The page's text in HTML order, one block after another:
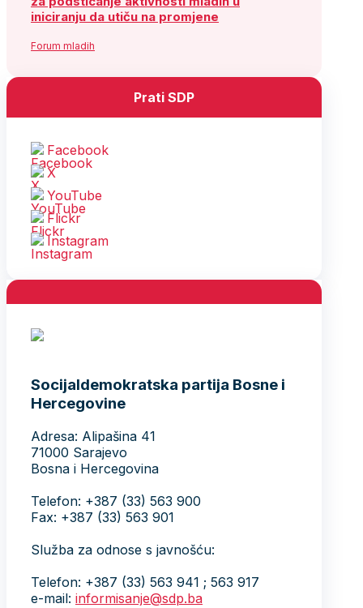
iniciranju da utiču na promjene
Forum mladih
Prati SDP
Facebook
X
YouTube
Flickr
Instagram
Socijaldemokratska partija Bosne i
Hercegovine
Adresa: Alipašina 41
71000 Sarajevo
Bosna i Hercegovina
Telefon: +387 (33) 563 900
Fax: +387 (33) 563 901
Služba za odnose s javnošću:
Telefon: +387 (33) 563 941 ; 563 917
e-mail: informisanje@sdp.ba